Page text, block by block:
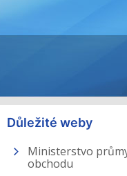
Důležité weby
Ministerstvo
obchodu